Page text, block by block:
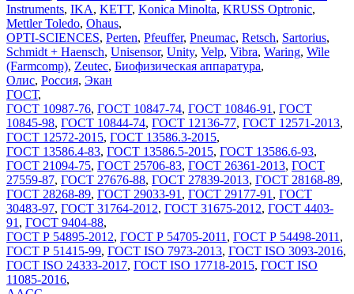
Instruments, IKA, KETT, Konica Minolta, KRUSS Optronic,
Mettler Toledo, Ohaus,
OPTI-SCIENCES, Perten, Pfeuffer, Pneumac, Retsch, Sartorius,
Schmidt + Haensch, Unisensor, Unity, Velp, Vibra, Waring, Wile
(Farmcomp), Zeutec, Биофизическая аппаратура,
Олис, Россия, Экан
ГОСТ,
ГОСТ 10987-76, ГОСТ 10847-74, ГОСТ 10846-91 , ГОСТ
10845-98, ГОСТ 10844-74, ГОСТ 12136-77, ГОСТ 12571-2013,
ГОСТ 12572-2015, ГОСТ 13586.3-2015,
ГОСТ 13586.4-83, ГОСТ 13586.5-2015, ГОСТ 13586.6-93,
ГОСТ 21094-75, ГОСТ 25706-83, ГОСТ 26361-2013, ГОСТ
27559-87, ГОСТ 27676-88, ГОСТ 27839-2013, ГОСТ 28168-89,
ГОСТ 28268-89, ГОСТ 29033-91 , ГОСТ 29177-91 , ГОСТ
30483-97, ГОСТ 31764-2012, ГОСТ 31675-2012, ГОСТ 4403-
91 , ГОСТ 9404-88,
ГОСТ Р 54895-2012, ГОСТ Р 54705-2011 , ГОСТ Р 54498-2011 ,
ГОСТ Р 51415-99, ГОСТ ISO 7973-2013, ГОСТ ISO 3093-2016,
ГОСТ ISO 24333-2017, ГОСТ ISO 17718-2015, ГОСТ ISO
11085-2016,